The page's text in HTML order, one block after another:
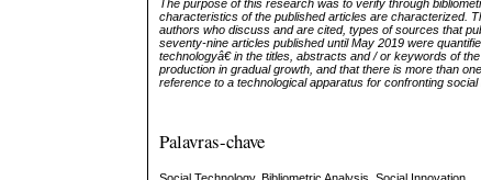
The purpose of this research was to verify through
characteristics of the published articles are characterized.
authors who discuss and are cited, types of sources that
seventy-nine articles published until May 2019 were
technologyâ€ in the titles, abstracts and / or keywords of
production in gradual growth, and that there is more than
reference to a technological apparatus for confronting social
Palavras-chave